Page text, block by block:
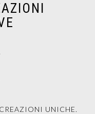
UNICHE.